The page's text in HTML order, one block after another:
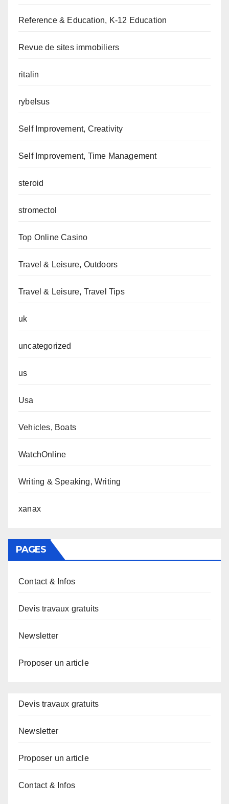
Reference & Education, K-12 Education
Revue de sites immobiliers
ritalin
rybelsus
Self Improvement, Creativity
Self Improvement, Time Management
steroid
stromectol
Top Online Casino
Travel & Leisure, Outdoors
Travel & Leisure, Travel Tips
uk
uncategorized
us
Usa
Vehicles, Boats
WatchOnline
Writing & Speaking, Writing
xanax
PAGES
Contact & Infos
Devis travaux gratuits
Newsletter
Proposer un article
Devis travaux gratuits
Newsletter
Proposer un article
Contact & Infos